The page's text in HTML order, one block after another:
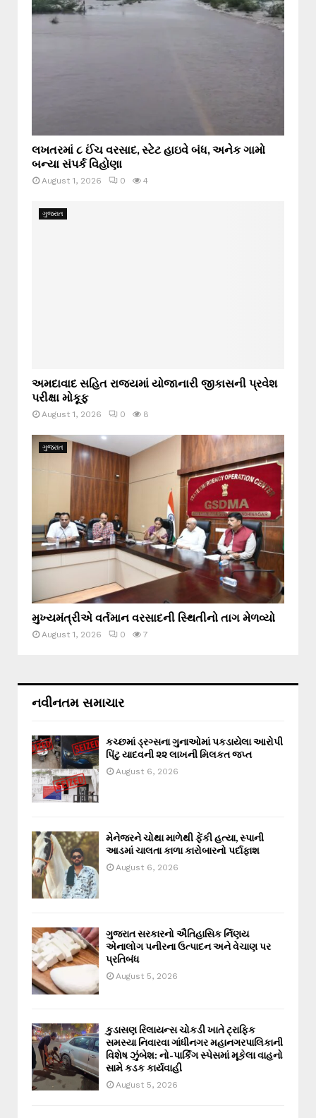
લખતરમાં ૮ ઈંચ વરસાદ, સ્ટેટ હાઇવે બંધ, અનેક ગામો
બન્યા સંપર્ક વિહોણા
August 1, 2026 0 4
ગુજરાત
અમદાવાદ સહિત રાજ્યમાં યોજાનારી જીકાસની પ્રવેશ
પરીક્ષા મોકૂફ
August 1, 2026 0 8
ગુજરાત
મુખ્યમંત્રીએ વર્તમાન વરસાદની સ્થિતીનો તાગ મેળવ્યો
August 1, 2026 0 7
નવીનતમ સમાચાર
કચ્છમાં ડ્રગ્સના ગુનાઓમાં પકડાયેલા આરોપી
પિંટુ યાદવની ૨૨ લાખની મિલકત જપ્ત
August 6, 2026
મેનેજરને ચોથા માળેથી ફેંકી હત્યા, સ્પાની
આડમાં ચાલતા કાળા કારોબારનો પર્દાફાશ
August 6, 2026
ગુજરાત સરકારનો ઐતિહાસિક ર્નિણય
એનાલોગ પનીરના ઉત્પાદન અને વેચાણ પર
પ્રતિબંધ
August 5, 2026
કુડાસણ રિલાયન્સ ચોકડી ખાતે ટ્રાફિક
સમસ્યા નિવારવા ગાંધીનગર મહાનગરપાલિકાની
વિશેષ ઝુંબેશ: નો-પાર્કિંગ સ્પેસમાં મૂકેલા વાહનો
સામે કડક કાર્યવાહી
August 5, 2026